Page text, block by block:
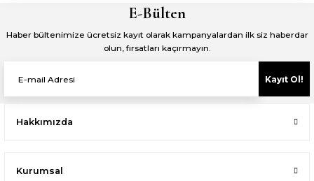
E-Bülten
Haber bültenimize ücretsiz kayıt olarak kampanyalardan ilk siz haberdar
olun, fırsatları kaçırmayın.
Kayıt Ol!
Hakkımızda
Kurumsal